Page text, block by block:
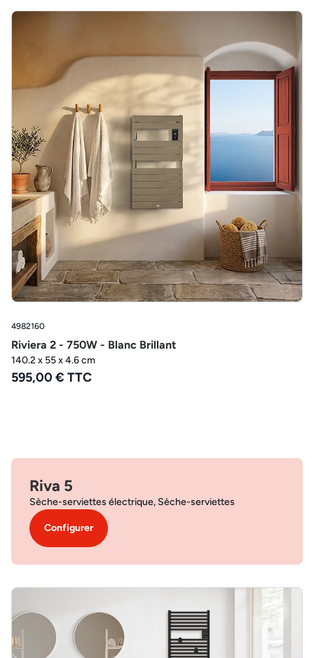
4982160
Riviera 2 - 750W - Blanc Brillant
140.2 x 55 x 4.6 cm
595,00 € TTC
Riva 5
Sèche-serviettes électrique, Sèche-serviettes
Configurer